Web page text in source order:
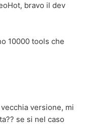
bravo il dev
10000 tools che
versione, mi
se si nel caso